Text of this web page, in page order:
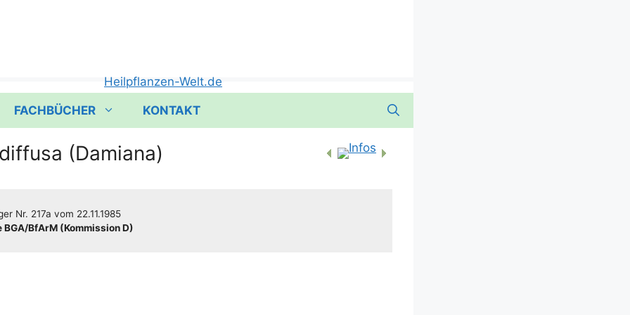
FACHBÜCHER KONTAKT
(Damiana)
Nr. 217a vom 22.11.1985
BGA/​​BfArM (Kom­mis­si­on D)